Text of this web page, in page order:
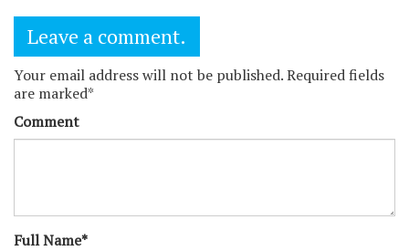
Leave a comment.
Your email address will not be published. Required fields
are marked*
Comment
Full Name*